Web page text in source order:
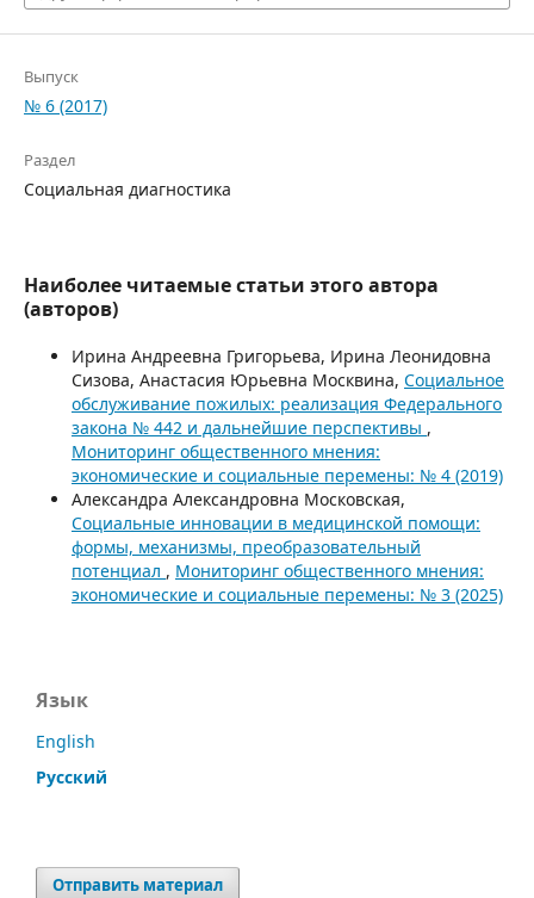
Выпуск
№ 6 (2017)
Раздел
Социальная диагностика
Наиболее читаемые статьи этого автора
(авторов)
Ирина Андреевна Григорьева, Ирина Леонидовна
Сизова, Анастасия Юрьевна Москвина, Социальное
обслуживание пожилых: реализация Федерального
закона № 442 и дальнейшие перспективы ,
Мониторинг общественного мнения:
экономические и социальные перемены: № 4 (2019)
Александра Александровна Московская,
Социальные инновации в медицинской помощи:
формы, механизмы, преобразовательный
потенциал , Мониторинг общественного мнения:
экономические и социальные перемены: № 3 (2025)
Язык
English
Русский
Отправить материал